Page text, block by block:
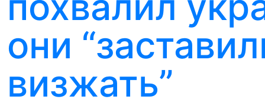
они
визжать”